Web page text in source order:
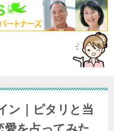
ン｜ピタリと当